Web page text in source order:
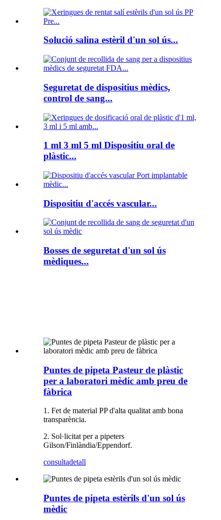
Solució salina estèril d'un sol ús...
Seguretat de dispositius mèdics,
control de sang...
1 ml 3 ml 5 ml Dispositiu oral de
plàstic...
Dispositiu d'accés vascular...
Bosses de seguretat d'un sol ús
mèdiques...
Puntes de pipeta Pasteur de plàstic
per a laboratori mèdic amb preu de
fàbrica
1. Fet de material PP d'alta qualitat amb bona
transparència.
2. Sol·licitat per a pipeters
Gilson/Finlàndia/Eppendorf.
consultadetall
Puntes de pipeta estèrils d'un sol ús
mèdic